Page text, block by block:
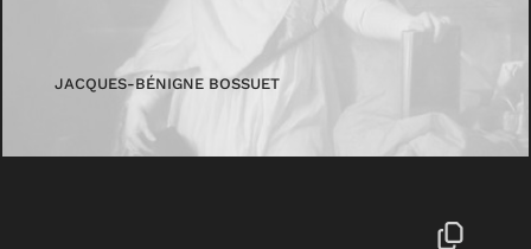
JACQUES-BÉNIGNE BOSSUET